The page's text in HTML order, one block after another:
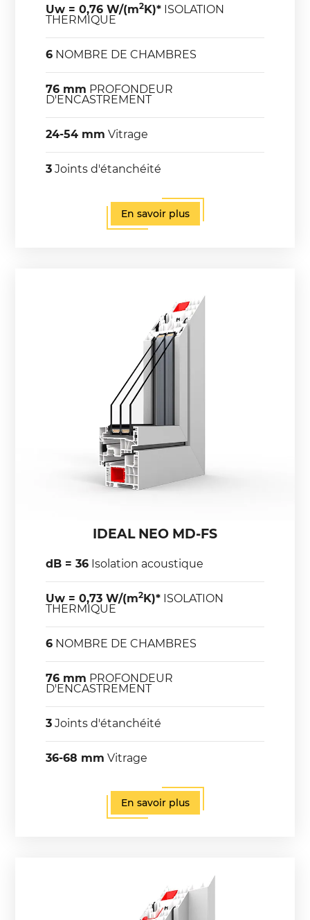
Uw = 0,76 W/(m2 K)* ISOLATION
THERMIQUE
6 NOMBRE DE CHAMBRES
76 mm PROFONDEUR
D'ENCASTREMENT
24-54 mm Vitrage
3 Joints d'étanchéité
En savoir plus
IDEAL NEO MD-FS
dB = 36 Isolation acoustique
Uw = 0,73 W/(m2K)* ISOLATION
THERMIQUE
6 NOMBRE DE CHAMBRES
76 mm PROFONDEUR
D'ENCASTREMENT
3 Joints d'étanchéité
36-68 mm Vitrage
En savoir plus